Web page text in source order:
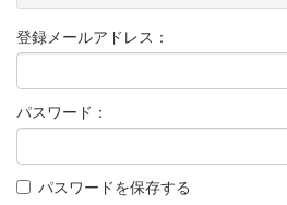
登録メールアドレス：
パスワード：
パスワードを保存する